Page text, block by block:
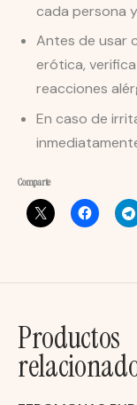
cada persona
Antes de usar
erótica,
reacciones
En caso de
Comparte
Productos